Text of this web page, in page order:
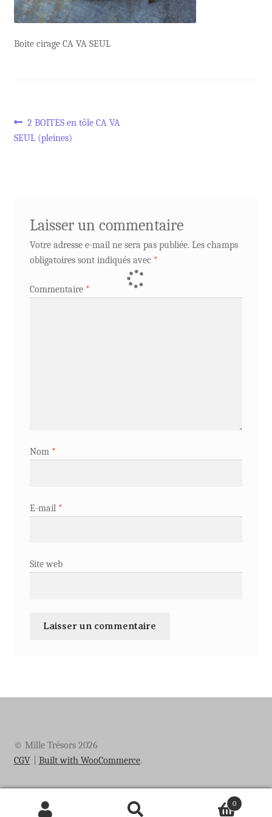
Boite cirage CA VA SEUL
Navigation
Article
précédent :
2 BOITES en tôle CA VA
SEUL (pleines)
Laisser un commentaire
Votre adresse e-mail ne sera pas publiée. Les champs
obligatoires sont indiqués avec *
Commentaire *
Nom *
E-mail *
Site web
© Mille Trésors 2026
CGV
Built with WooCommerce.
0